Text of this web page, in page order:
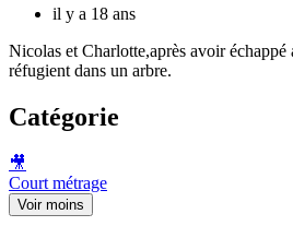
il y a 18 ans
Nicolas et Charlotte,après avoir
réfugient dans un arbre.
Catégorie
🎥
Court métrage
Voir moins